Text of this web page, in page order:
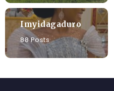
Imyidagaduro
88 Posts